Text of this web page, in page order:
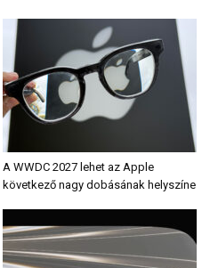
A WWDC 2027 lehet az Apple
következő nagy dobásának helyszíne